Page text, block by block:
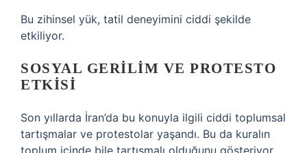
Bu zihinsel yük, tatil deneyimini ciddi şekilde
etkiliyor.
SOSYAL GERILIM VE PROTESTO
ETKISI
Son yıllarda İran’da bu konuyla ilgili ciddi toplumsal
tartışmalar ve protestolar yaşandı. Bu da kuralın
toplum içinde bile tartışmalı olduğunu gösteriyor.